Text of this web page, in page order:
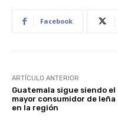
Facebook
ARTÍCULO ANTERIOR
Guatemala sigue siendo el
mayor consumidor de leña
en la región